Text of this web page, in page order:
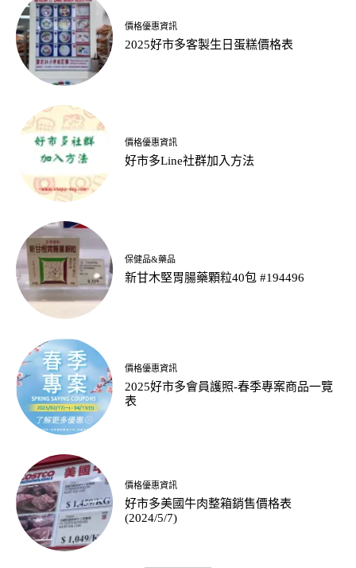
價格優惠資訊
2025好市多客製生日蛋糕價格表
價格優惠資訊
好市多Line社群加入方法
保健品&藥品
新甘木堅胃腸藥顆粒40包 #194496
價格優惠資訊
2025好市多會員護照-春季專案商品一覽
表
價格優惠資訊
好市多美國牛肉整箱銷售價格表
(2024/5/7)